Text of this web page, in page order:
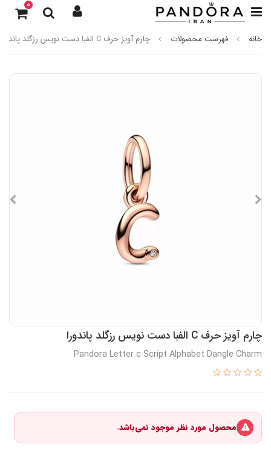
0
خانه فهرست محصولات چارم آویز حرف C الفبا دست نویس رزگلد پاندورا
چارم آویز حرف C الفبا دست نویس رزگلد پاندورا
Pandora Letter c Script Alphabet Dangle Charm
محصول مورد نظر موجود نمی‌باشد.